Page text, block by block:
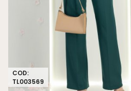
COD:
TL003569